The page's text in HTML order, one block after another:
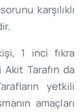
karşılıklı
1 inci fıkra
Akit Tarafın da
yetkili
amaçları